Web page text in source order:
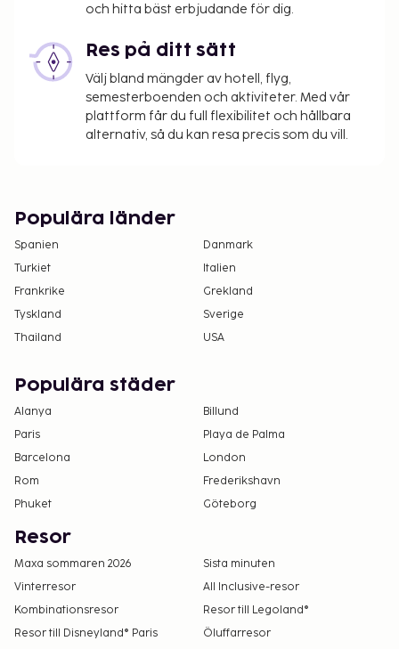
och hitta bäst erbjudande för dig.
Res på ditt sätt
Välj bland mängder av hotell, flyg,
semesterboenden och aktiviteter. Med vår
plattform får du full flexibilitet och hållbara
alternativ, så du kan resa precis som du vill.
Populära länder
Spanien
Danmark
Turkiet
Italien
Frankrike
Grekland
Tyskland
Sverige
Thailand
USA
Populära städer
Alanya
Billund
Paris
Playa de Palma
Barcelona
London
Rom
Frederikshavn
Phuket
Göteborg
Resor
Maxa sommaren 2026
Sista minuten
Vinterresor
All Inclusive-resor
Kombinationsresor
Resor till Legoland®
Resor till Disneyland® Paris
Öluffarresor